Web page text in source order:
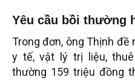
Yêu cầu bồi thường
Trong đơn, ông Thịnh
y tế, vật lý trị liệu,
thường 159 triệu đồng